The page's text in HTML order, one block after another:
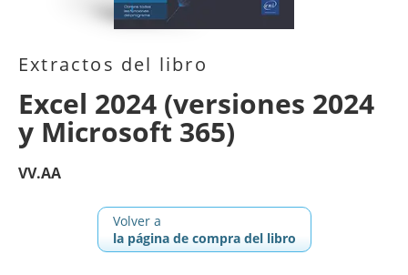
Extractos del libro
Excel 2024 (versiones 2024
y Microsoft 365)
VV.AA
Volver a
la página de compra del libro